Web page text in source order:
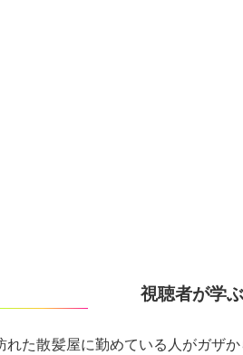
視聴者が学
れた散髪屋に勤めている人がガザ